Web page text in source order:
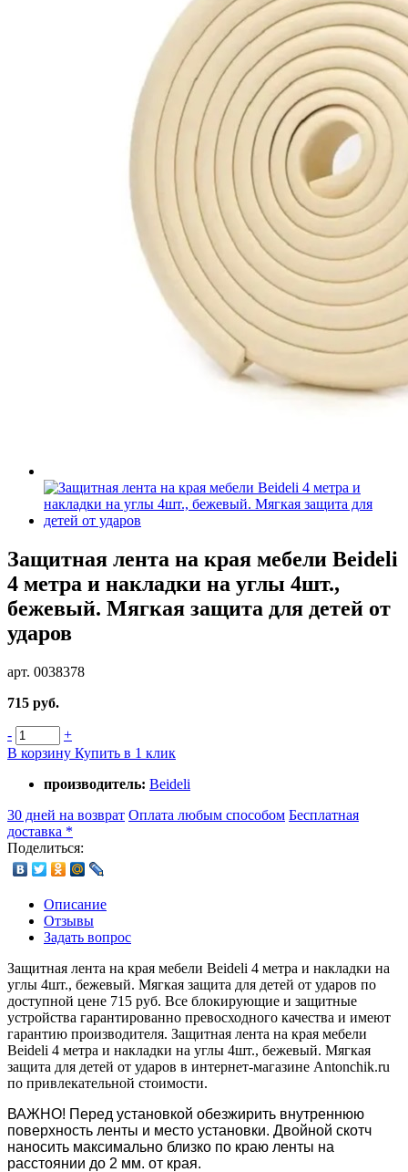
Защитная лента на края мебели Beideli
4 метра и накладки на углы 4шт.,
бежевый. Мягкая защита для детей от
ударов
арт. 0038378
715 руб.
-
+
В корзину Купить в 1 клик
производитель: Beideli
30 дней на возврат Оплата любым способом Бесплатная
доставка *
Поделиться:
Описание
Отзывы
Задать вопрос
Защитная лента на края мебели Beideli 4 метра и накладки на
углы 4шт., бежевый. Мягкая защита для детей от ударов по
доступной цене 715 руб. Все блокирующие и защитные
устройства гарантированно превосходного качества и имеют
гарантию производителя. Защитная лента на края мебели
Beideli 4 метра и накладки на углы 4шт., бежевый. Мягкая
защита для детей от ударов в интернет-магазине Antonchik.ru
по привлекательной стоимости.
ВАЖНО! Перед установкой обезжирить внутреннюю
поверхность ленты и место установки. Двойной скотч
наносить максимально близко по краю ленты на
расстоянии до 2 мм. от края.